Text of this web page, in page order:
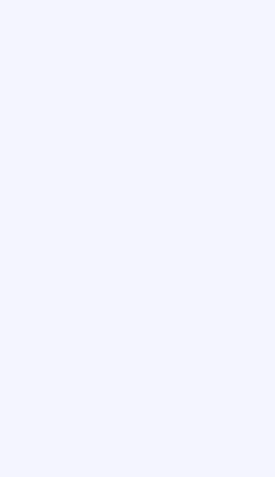
プ≫ 家具・インテリア商材の商品開発！
造・開発職】ワークライフバランス◎